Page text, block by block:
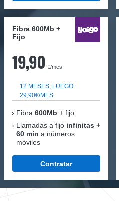
Fibra 600Mb +
Fijo
19,90 €/mes
12 MESES, LUEGO
29,90€/MES
Fibra 600Mb + fijo
Llamadas a fijo infinitas +
60 min a números
móviles
Contratar